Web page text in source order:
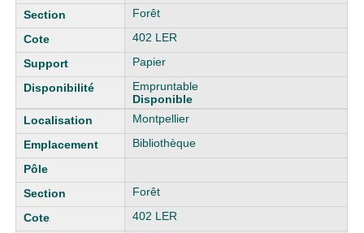
Forêt
402 LER
Papier
Empruntable
Disponible
Montpellier
Bibliothèque
Forêt
402 LER